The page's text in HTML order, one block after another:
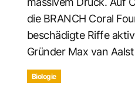
die BRANCH Coral
beschädigte Riffe
Gründer Max van
Biologie